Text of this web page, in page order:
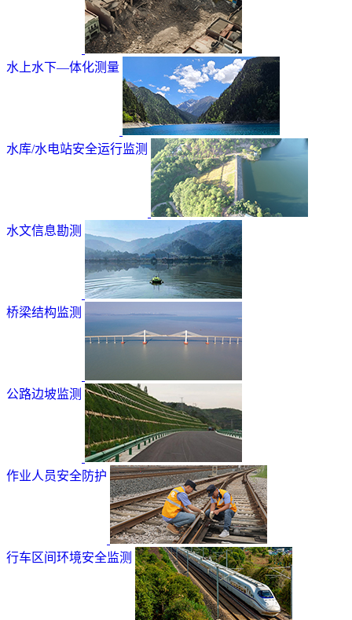
水上水下—体化测量
水库/水电站安全运行监测
水文信息勘测
桥梁结构监测
公路边坡监测
作业人员安全防护
行车区间环境安全监测